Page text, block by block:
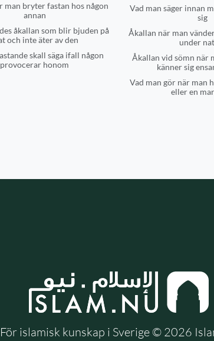
man bryter fastan hos någon
annan
åkallan som blir bjuden på
och inte äter av den
skall säga ifall någon
provocerar honom
Vad man säger innan
sig
Åkallan när man
under
Åkallan vid sömn när
känner sig
Vad man gör när man
eller en
För islamisk kunskap i Sverige © 2026